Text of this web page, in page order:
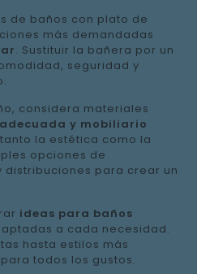
de baños con plato de
más demandadas
. Sustituir la bañera por un
seguridad y
considera materiales
y mobiliario
la estética como la
opciones de
distribuciones para crear un
ideas para baños
a cada necesidad.
hasta estilos más
todos los gustos.